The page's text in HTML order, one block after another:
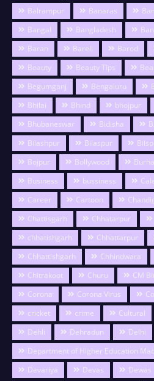
Balrampur
Banaras
Bangal
Bangladesh
Baran
Bareli Barod
Beauty
Beauty Tips
Begumganj
Bengaluru
Bhilai
Bhind bhojpur
Bhubaneswar
Bidisha
Bilashpur
Bilaspur
Bojpur
Bollywood
Business
bussiness
Career
Cartoon
Chattisgarh
Chhatarpur
chhatishgarh
Chhattarpur
Chhattishgarh
Chhindwara
Chitrakoot
Churu CM
Corona
Corona Virus
cricket
crime Cultural
Dehli
Dehradun
Delhi
Department of Higher Education
Devariya
Devas Dewas